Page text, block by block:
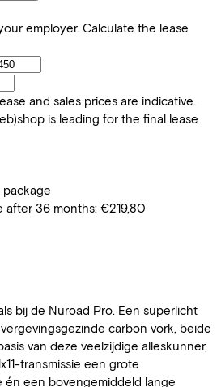
employer. Calculate the lease
and sales prices are indicative.
is leading for the final lease
package
after 36 months: €219,80
bij de Nuroad Pro. Een superlicht
carbon vork, beide
van deze veelzijdige alleskunner,
transmissie een grote
én een bovengemiddeld lange